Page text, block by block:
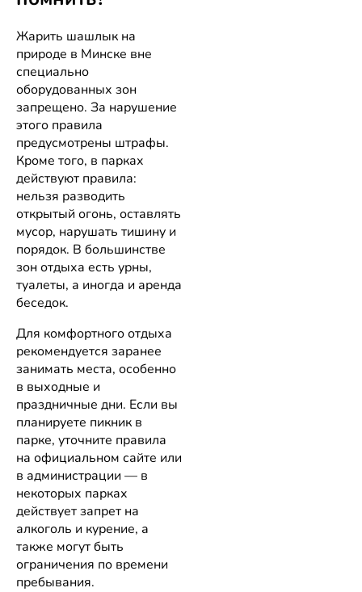
Жарить шашлык на
природе в Минске вне
специально
оборудованных зон
запрещено. За нарушение
этого правила
предусмотрены штрафы.
Кроме того, в парках
действуют правила:
нельзя разводить
открытый огонь, оставлять
мусор, нарушать тишину и
порядок. В большинстве
зон отдыха есть урны,
туалеты, а иногда и аренда
беседок.
Для комфортного отдыха
рекомендуется заранее
занимать места, особенно
в выходные и
праздничные дни. Если вы
планируете пикник в
парке, уточните правила
на официальном сайте или
в администрации — в
некоторых парках
действует запрет на
алкоголь и курение, а
также могут быть
ограничения по времени
пребывания.